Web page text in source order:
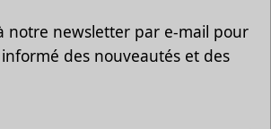
notre newsletter par e-mail pour
des nouveautés et des